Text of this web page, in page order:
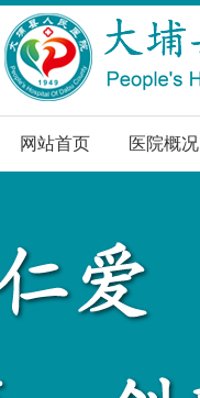
网站首页 医院概况